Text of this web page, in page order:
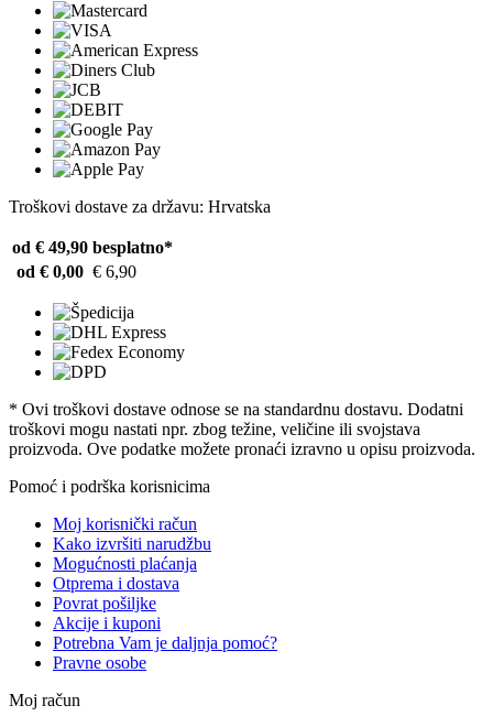
Troškovi dostave za državu: Hrvatska
od € 49,90 besplatno*
od € 0,00 € 6,90
* Ovi troškovi dostave odnose se na standardnu ​​dostavu. Dodatni
troškovi mogu nastati npr. zbog težine, veličine ili svojstava
proizvoda. Ove podatke možete pronaći izravno u opisu proizvoda.
Pomoć i podrška korisnicima
Moj korisnički račun
Kako izvršiti narudžbu
Mogućnosti plaćanja
Otprema i dostava
Povrat pošiljke
Akcije i kuponi
Potrebna Vam je daljnja pomoć?
Pravne osobe
Moj račun